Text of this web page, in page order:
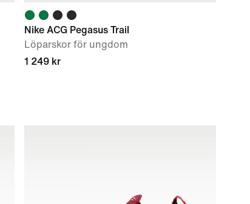
Nike ACG Pegasus Trail
Löparskor för ungdom
1 249 kr